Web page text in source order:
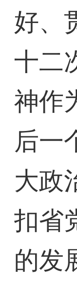
好、
十二
神作
后一
大政
扣省
的发